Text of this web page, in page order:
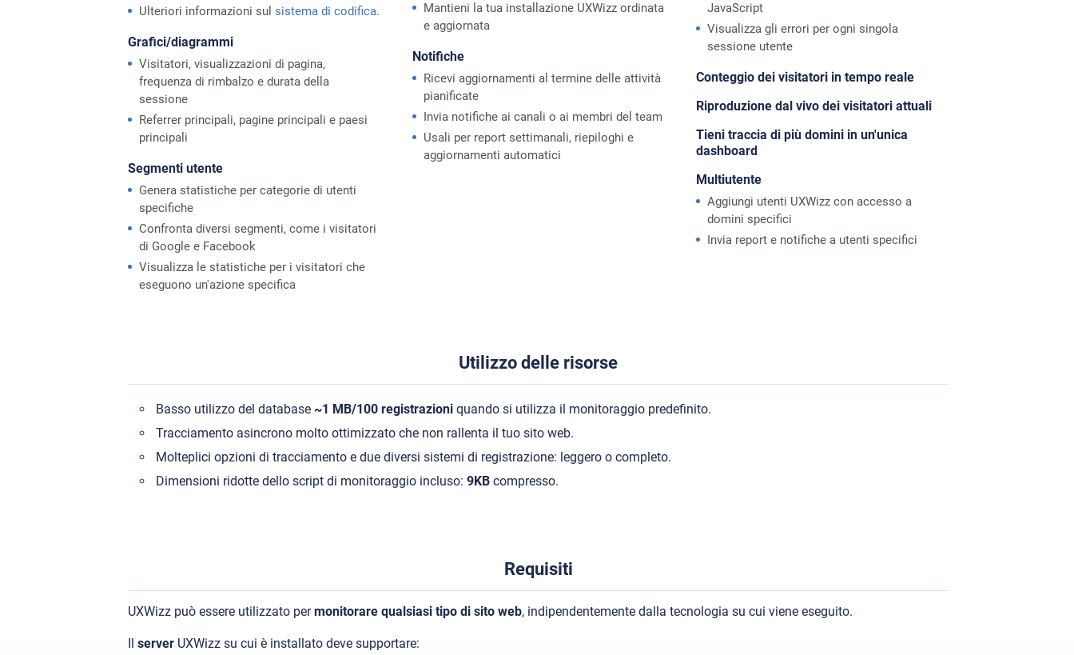
Ulteriori informazioni sul sistema di codifica.
Grafici/diagrammi
Visitatori, visualizzazioni di pagina,
frequenza di rimbalzo e durata della
sessione
Referrer principali, pagine principali e paesi
principali
Segmenti utente
Genera statistiche per categorie di utenti
specifiche
Confronta diversi segmenti, come i visitatori
di Google e Facebook
Visualizza le statistiche per i visitatori che
eseguono un'azione specifica
Mantieni la tua installazione UXWizz ordinata
e aggiornata
Notifiche
Ricevi aggiornamenti al termine delle attività
pianificate
Invia notifiche ai canali o ai membri del team
Usali per report settimanali, riepiloghi e
aggiornamenti automatici
JavaScript
Visualizza gli errori per ogni singola
sessione utente
Conteggio dei visitatori in tempo reale
Riproduzione dal vivo dei visitatori attuali
Tieni traccia di più domini in un'unica
dashboard
Multiutente
Aggiungi utenti UXWizz con accesso a
domini specifici
Invia report e notifiche a utenti specifici
Utilizzo delle risorse
Basso utilizzo del database ~1 MB/100 registrazioni quando si utilizza il monitoraggio predefinito.
Tracciamento asincrono molto ottimizzato che non rallenta il tuo sito web.
Molteplici opzioni di tracciamento e due diversi sistemi di registrazione: leggero o completo.
Dimensioni ridotte dello script di monitoraggio incluso: 9KB compresso.
Requisiti
UXWizz può essere utilizzato permonitorare qualsiasi tipo di sito web, indipendentemente dalla tecnologia su cui viene eseguito.
Il server UXWizz su cui è installato deve supportare: